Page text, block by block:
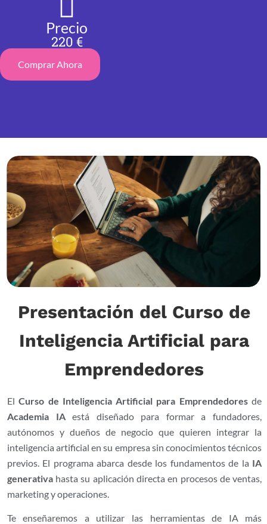
Precio
220 €
Comprar Ahora
Presentación del Curso de
Inteligencia Artificial para
Emprendedores
ElCurso de Inteligencia Artificial para Emprendedoresde
Academia IAestá diseñado para formar a fundadores,
autónomos y dueños de negocio que quieren integrar la
inteligencia artificial en su empresa sin conocimientos técnicos
previos. El programa abarca desde los fundamentos de la IA
generativahasta su aplicación directa en procesos de ventas,
marketing y operaciones.
Te enseñaremos a utilizar las herramientas de IA más